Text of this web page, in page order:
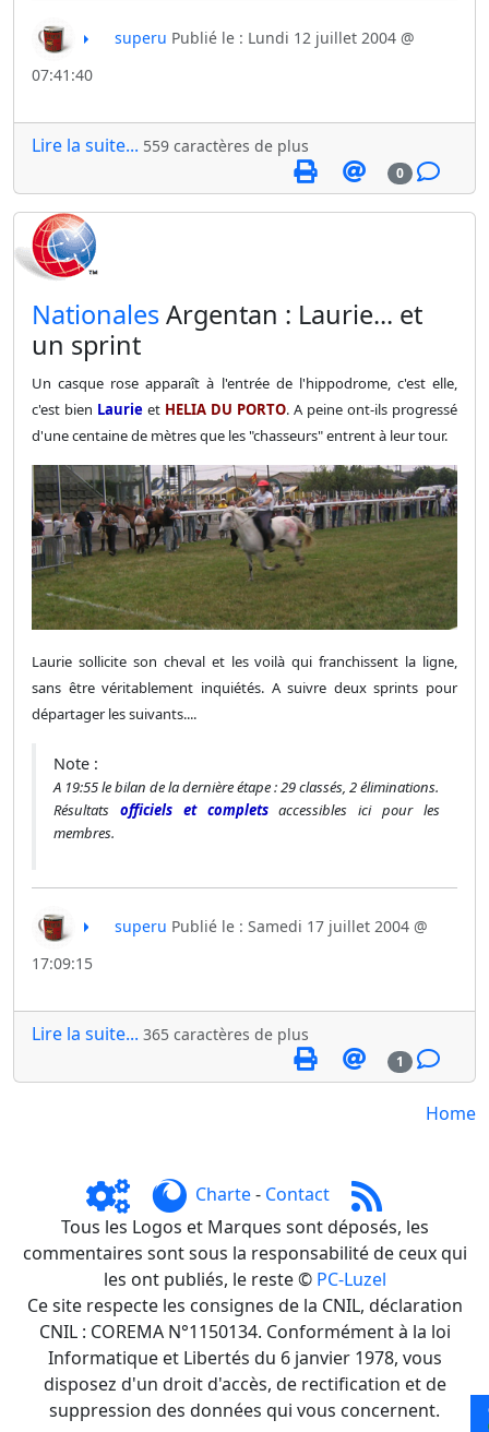
superu Publié le : Lundi 12 juillet 2004 @
07:41:40
Lire la suite... 559 caractères de plus
0
​NationalesArgentan : Laurie... et
un sprint
Un casque rose apparaît à l'entrée de l'hippodrome, c'est elle,
c'est bien Laurie et HELIA DU PORTO. A peine ont-ils progressé
d'une centaine de mètres que les "chasseurs" entrent à leur tour.
Laurie sollicite son cheval et les voilà qui franchissent la ligne,
sans être véritablement inquiétés. A suivre deux sprints pour
départager les suivants....
Note :
A 19:55 le bilan de la dernière étape : 29 classés, 2 éliminations.
Résultats officiels et completsaccessibles ici pour les
membres.
superu Publié le : Samedi 17 juillet 2004 @
17:09:15
Lire la suite... 365 caractères de plus
1
Home
Charte- Contact
Tous les Logos et Marques sont déposés, les
commentaires sont sous la responsabilité de ceux qui
les ont publiés, le reste © PC-Luzel
Ce site respecte les consignes de la CNIL, déclaration
CNIL : COREMA N°1150134. Conformément à la loi
Informatique et Libertés du 6 janvier 1978, vous
disposez d'un droit d'accès, de rectification et de
suppression des données qui vous concernent.